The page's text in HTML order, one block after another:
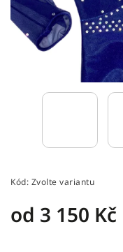
Kód: Zvolte variantu
od 3 150 Kč